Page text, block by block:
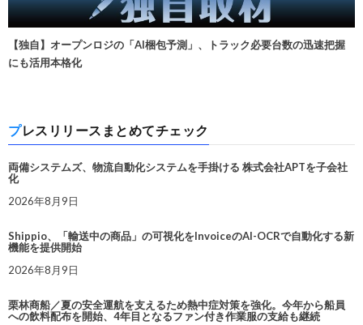
【独自】オープンロジの「AI梱包予測」、トラック必要台数の迅速把握
にも活用本格化
プレスリリースまとめてチェック
両備システムズ、物流自動化システムを手掛ける 株式会社APTを子会社
化
2026年8月9日
Shippio、「輸送中の商品」の可視化をInvoiceのAI-OCRで自動化する新
機能を提供開始
2026年8月9日
栗林商船／夏の安全運航を支えるため熱中症対策を強化。今年から船員
への飲料配布を開始、4年目となるファン付き作業服の支給も継続